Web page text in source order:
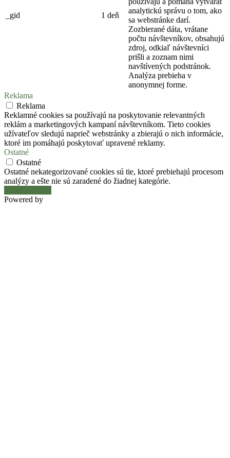
_gid 1 deň
analytickú správu o tom, ako
sa webstránke darí.
Zozbierané dáta, vrátane
počtu návštevníkov, obsahujú
zdroj, odkiaľ návštevníci
prišli a zoznam nimi
navštívených podstránok.
Analýza prebieha v
anonymnej forme.
Reklama
Reklama
Reklamné cookies sa používajú na poskytovanie relevantných
reklám a marketingových kampaní návštevníkom. Tieto cookies
užívateľov sledujú naprieč webstránky a zbierajú o nich informácie,
ktoré im pomáhajú poskytovať upravené reklamy.
Ostatné
Ostatné
Ostatné nekategorizované cookies sú tie, ktoré prebiehajú procesom
analýzy a ešte nie sú zaradené do žiadnej kategórie.
Powered by